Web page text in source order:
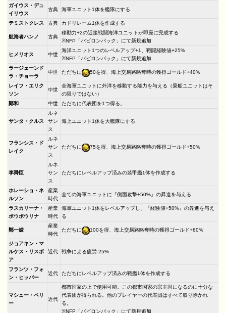
ガイウス・デュ
イリウス
古典 海軍ユニット1体を艦隊にする
テミストクレス 古典 カドリレーム1体を作成する
航海者ハンノ 古典
移動力+2の近接戦闘海洋ユニットが即座に完成する
※NFP「バビロンパック」にて新規追加
ヒメリオス 中世
海洋ユニット1つのレベルアップ+1、戦闘経験値+25%
※NFP「バビロンパック」にて新規追加
ラージェーンド
ラ・チョーラ
中世 ただちに 50を得、海上交易路略奪時の獲得ゴールド+40%
レイフ・エリク
ソン
中世
全海軍ユニットに外洋を移動する能力を与える（乗船ユニットはそ
の限りではない）
鄭和
中世 ただちに代表団を1つ得る。
サンタ・クルス
ルネ
サン
ス
海上ユニット1体を大艦隊にする
フランシス・ド
レイク
ルネ
サン
ス
ただちに 75を得、海上交易路略奪時の獲得ゴールド+50%
李舜臣
ルネ
サン
ス
ただちにレベルアップ済みの装甲艦1体を作成する
ホレーショ・ネ
ルソン
産業
時代
全ての海軍ユニットに『側面攻撃+50%』の昇進を与える
ラスカリーナ・
ボウボウリナ
産業
時代
海軍ユニット1体をレベルアップし、『経験値+50%』の昇進を与え
る
鄭一嫂
産業
時代
ただちに 100を得、海上交易路略奪時の獲得ゴールド+60%
ジョアキン・マ
ルケス・リスボ
ア
近代 戦争による疲労-25%
フランツ・フォ
ン・ヒッパー
近代 ただちにレベルアップ済みの戦艦1体を作成する
マシュー・ペリ
ー
近代
都市国家の上で使用可能。この都市国家の宗主国になるのに十分な
代表団が得られる。他のプレイヤーの代表団はすべて取り除かれ
る。
※NFP「バビロンパック」にて新規追加